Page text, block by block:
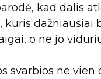
kad dalis
kuris dažniausiai
o ne jo
svarbios ne vien